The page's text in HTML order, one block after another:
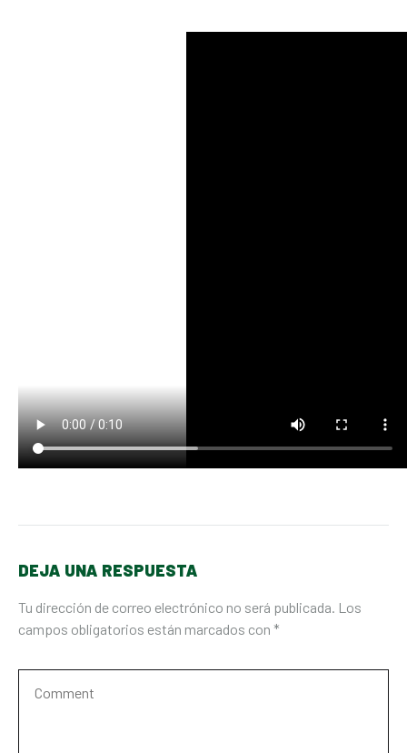
DEJA UNA RESPUESTA
Tu dirección de correo electrónico no será publicada. Los
campos obligatorios están marcados con *